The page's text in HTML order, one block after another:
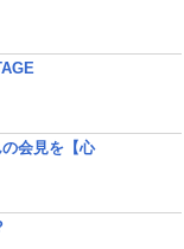
会見を【心